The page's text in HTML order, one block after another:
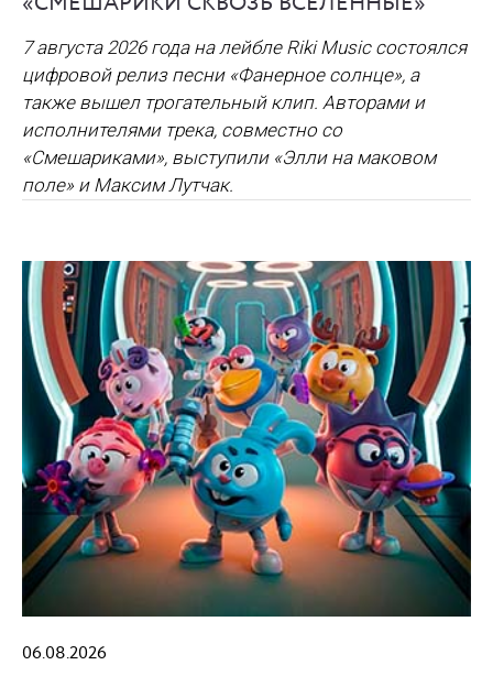
7 августа 2026 года на лейбле Riki Music состоялся
цифровой релиз песни «Фанерное солнце», а
также вышел трогательный клип. Авторами и
исполнителями трека, совместно со
«Смешариками», выступили «Элли на маковом
поле» и Максим Лутчак.
06.08.2026